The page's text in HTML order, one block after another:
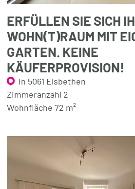
ERFÜLLEN SIE SICH
WOHN(T)RAUM MIT
GARTEN. KEINE
KÄUFERPROVISION!
in 5061 Elsbethen
Zimmeranzahl 2
Wohnfläche 72 m²